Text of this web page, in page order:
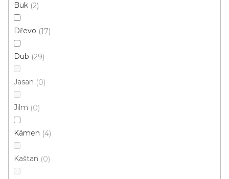
Buk 2
Dřevo 17
Dub 29
Jasan 0
Jilm 0
Kámen 4
Kaštan 0
Vinylová podlaha PALLADIUM 40 French Oak
Skladem externě, odesíláme do 2-3 dnů